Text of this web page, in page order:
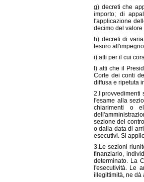
g) decreti che
importo; di
l'applicazione
decimo del valore
h) decreti di
tesoro
i) atti per il cui
l) atti che il
Corte dei conti
diffusa e ripetuta
2.I provvedimenti
l'esame alla
chiarimenti o
sezione del
o dalla data di
esecutivi. Si
3.Le sezioni
finanziario,
determinato. La
l'esecutività. Le
illegittimità, ne dà